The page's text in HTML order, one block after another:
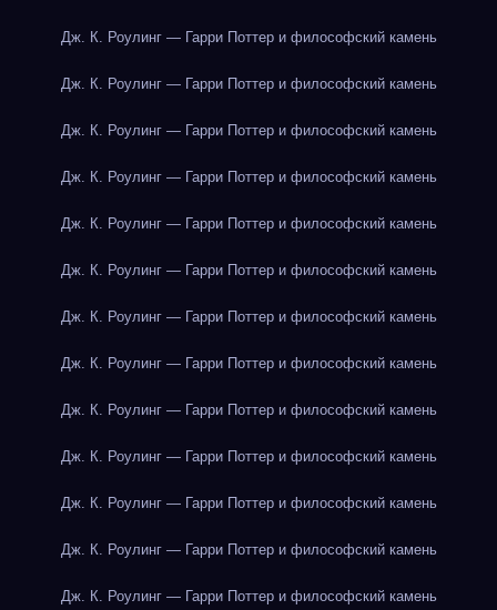
Дж. К. Роулинг — Гарри Поттер и философский камень
Дж. К. Роулинг — Гарри Поттер и философский камень
Дж. К. Роулинг — Гарри Поттер и философский камень
Дж. К. Роулинг — Гарри Поттер и философский камень
Дж. К. Роулинг — Гарри Поттер и философский камень
Дж. К. Роулинг — Гарри Поттер и философский камень
Дж. К. Роулинг — Гарри Поттер и философский камень
Дж. К. Роулинг — Гарри Поттер и философский камень
Дж. К. Роулинг — Гарри Поттер и философский камень
Дж. К. Роулинг — Гарри Поттер и философский камень
Дж. К. Роулинг — Гарри Поттер и философский камень
Дж. К. Роулинг — Гарри Поттер и философский камень
Дж. К. Роулинг — Гарри Поттер и философский камень